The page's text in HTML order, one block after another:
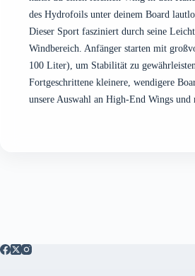
des Hydrofoils unter deinem Board
Dieser Sport fasziniert durch seine
Windbereich. Anfänger starten mit
100 Liter), um Stabilität zu
Fortgeschrittene kleinere, wendigere
unsere Auswahl an High-End Wings und